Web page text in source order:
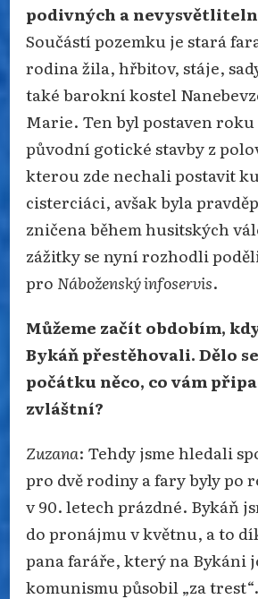
podivných a
Součástí pozemku je stará
rodina žila, hřbitov, stáje,
také barokní kostel
Marie. Ten byl postaven roku
původní gotické stavby z
kterou zde nechali postavit
cisterciáci, avšak byla
zničena během husitských
zážitky se nyní rozhodli
pro Náboženský infoservis.
Můžeme začít obdobím,
Bykáň přestěhovali. Dělo
počátku něco, co vám
zvláštní?
Zuzana: Tehdy jsme hledali
pro dvě rodiny a fary byly po
v 90. letech prázdné. Bykáň
do pronájmu v květnu, a to
pana faráře, který na Bykáni
komunismu působil „za